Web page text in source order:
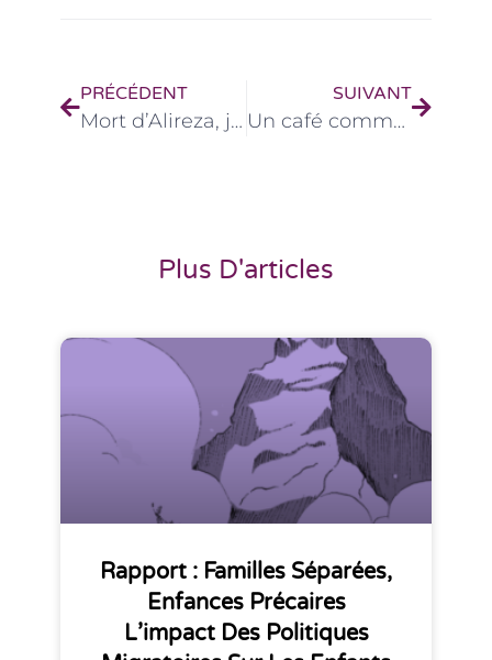
PRÉCÉDENT
Mort d’Alireza, jeune réfugié afghan
SUIVANT
Un café comme métaphore
Plus D'articles
Rapport : Familles Séparées,
Enfances Précaires
L’impact Des Politiques